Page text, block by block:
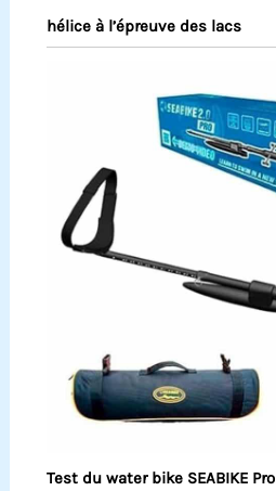
hélice à l’épreuve des lacs
Test du water bike SEABIKE Pro